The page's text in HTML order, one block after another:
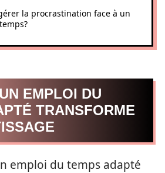
la procrastination face à un
EMPLOI DU
TRANSFORME
emploi du temps adapté